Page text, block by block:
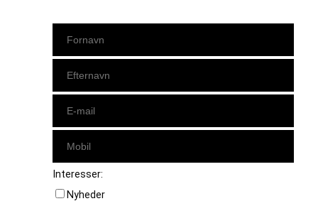
Interesser:
Nyheder